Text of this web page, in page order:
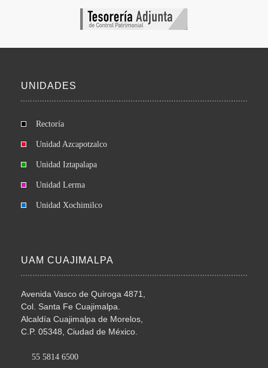
UNIDADES
Rectoría
Unidad Azcapotzalco
Unidad Iztapalapa
Unidad Lerma
Unidad Xochimilco
UAM CUAJIMALPA
Avenida Vasco de Quiroga 4871,
Col. Santa Fe Cuajimalpa.
Alcaldía Cuajimalpa de Morelos,
C.P. 05348, Ciudad de México.
55 5814 6500